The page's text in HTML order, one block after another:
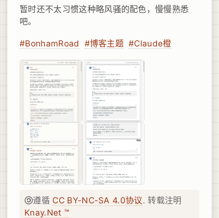
暂时还不太习惯这种略风骚的配色，慢慢熟悉
吧。
#BonhamRoad #博客主题 #Claude橙
遵循 CC BY-NC-SA 4.0协议. 转载注明
Knay.Net ™